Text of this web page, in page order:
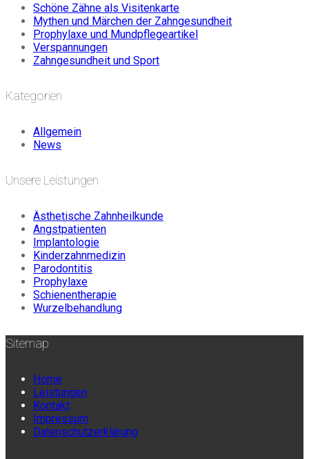
Schöne Zähne als Visitenkarte
Mythen und Märchen der Zahngesundheit
Prophylaxe und Mundpflegeartikel
Verspannungen
Zahngesundheit und Sport
Kategorien
Allgemein
News
Unsere Leistungen
Ästhetische Zahnheilkunde
Angstpatienten
Implantologie
Kinderzahnmedizin
Parodontitis
Prophylaxe
Schienentherapie
Wurzelbehandlung
Sitemap
Home
Leistungen
Kontakt
Impressum
Datenschutzerklärung